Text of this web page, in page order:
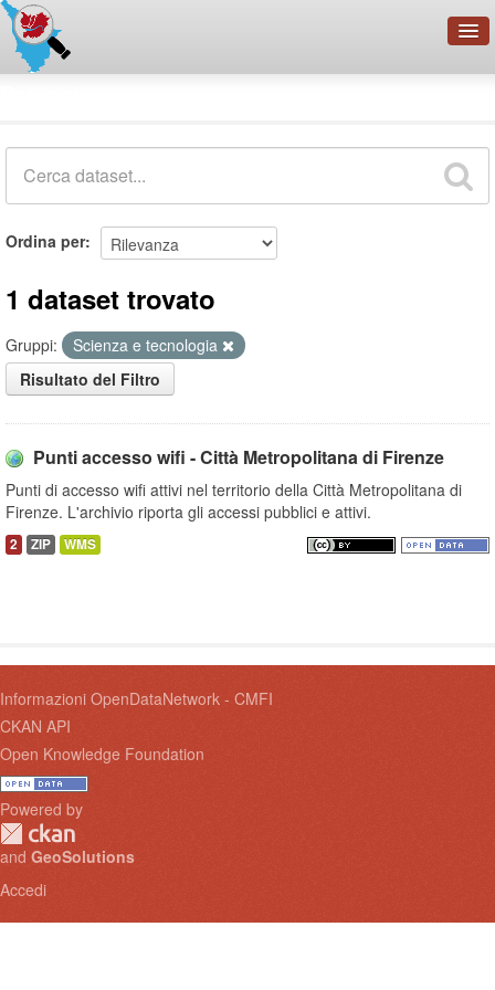
Organizzazioni
Ordina per
1 dataset trovato
Gruppi:
Scienza e tecnologia
Risultato del Filtro
Punti accesso wifi - Città Metropolitana di Firenze
Punti di accesso wifi attivi nel territorio della Città Metropolitana di
Firenze. L'archivio riporta gli accessi pubblici e attivi.
2 ZIP WMS
Informazioni OpenDataNetwork - CMFI
CKAN API
Open Knowledge Foundation
Powered by
and GeoSolutions
Accedi